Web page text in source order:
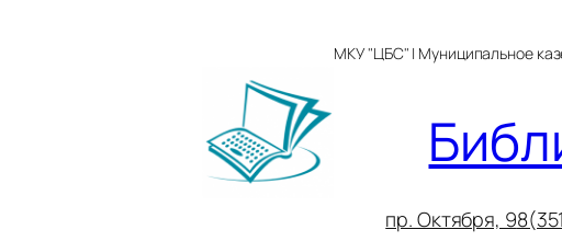
МКУ "ЦБС" | Муниципальное
пр. Октября, 9